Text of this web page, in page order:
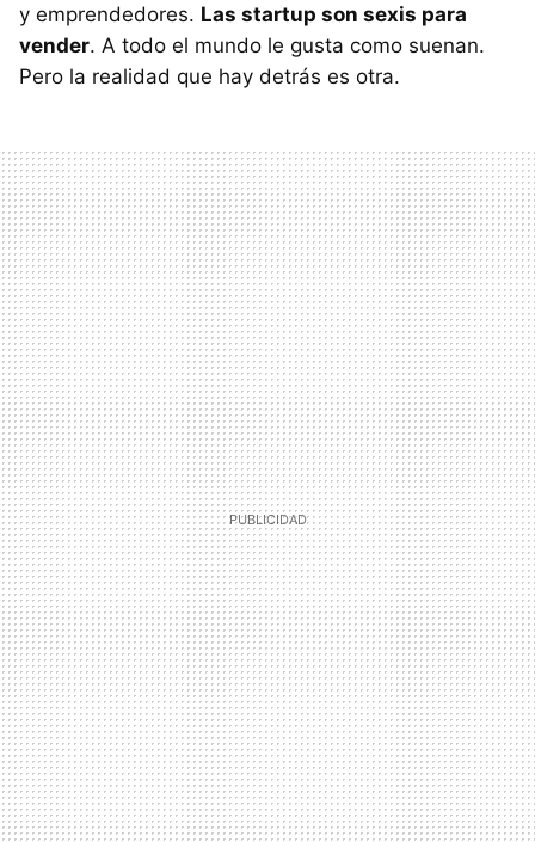
y emprendedores. Las startup son sexis para
vender. A todo el mundo le gusta como suenan.
Pero la realidad que hay detrás es otra.